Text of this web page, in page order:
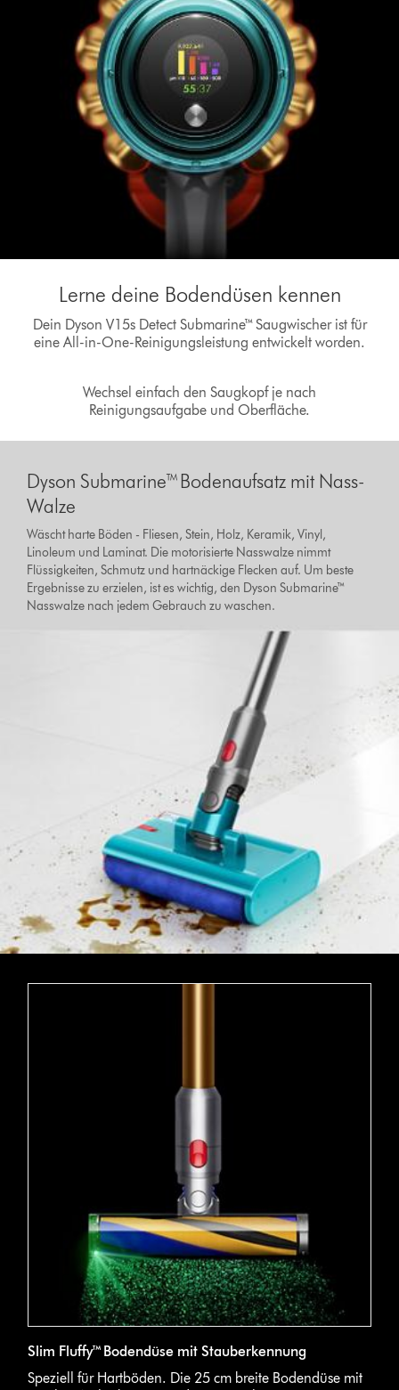
Lerne deine Bodendüsen kennen
Dein Dyson V15s Detect Submarine™ Saugwischer ist für
eine All-in-One-Reinigungsleistung entwickelt worden.
Wechsel einfach den Saugkopf je nach
Reinigungsaufgabe und Oberfläche.
Dyson Submarine™ Bodenaufsatz mit Nass-
Walze
Wäscht harte Böden - Fliesen, Stein, Holz, Keramik, Vinyl,
Linoleum und Laminat. Die motorisierte Nasswalze nimmt
Flüssigkeiten, Schmutz und hartnäckige Flecken auf. Um beste
Ergebnisse zu erzielen, ist es wichtig, den Dyson Submarine™
Nasswalze nach jedem Gebrauch zu waschen.
Slim Fluffy™ Bodendüse mit Stauberkennung
Speziell für Hartböden. Die 25 cm breite Bodendüse mit